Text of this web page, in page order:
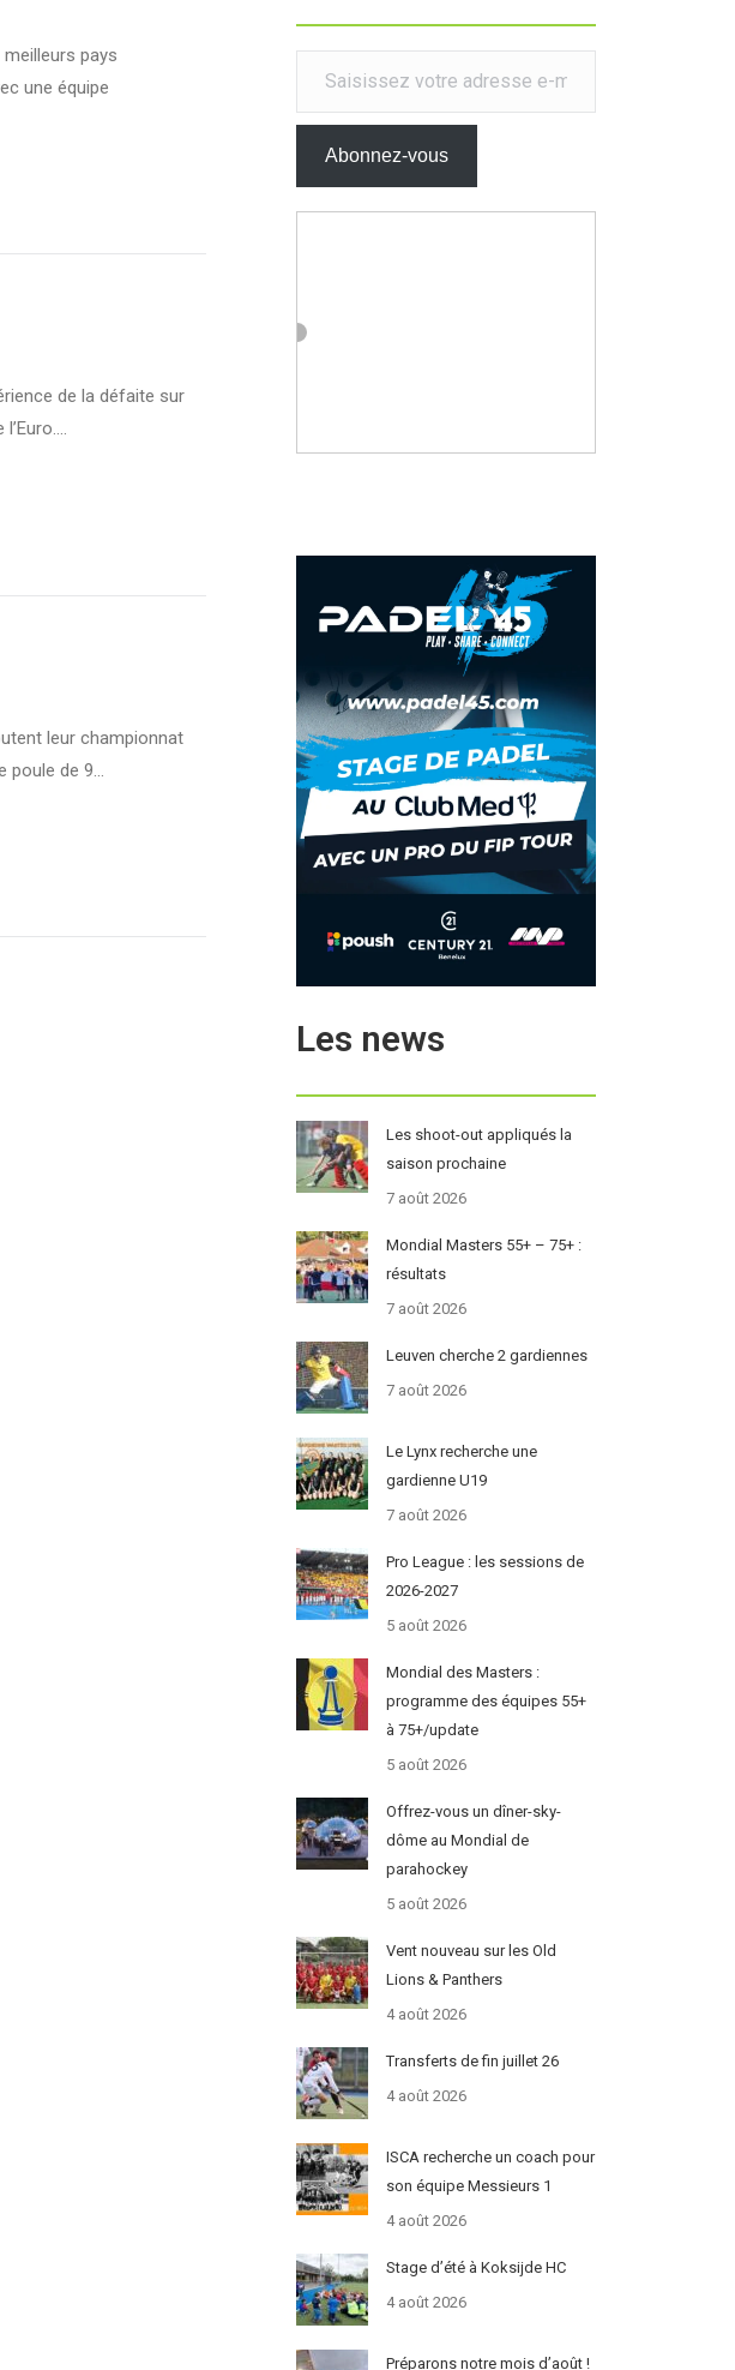
meilleurs pays
une équipe
de la défaite sur
leur championnat
poule de 9…
Saisissez votre adresse e-mail…
Abonnez-vous
Les news
Les shoot-out appliqués la
saison prochaine
7 août 2026
Mondial Masters 55+ – 75+ :
résultats
7 août 2026
Leuven cherche 2 gardiennes
7 août 2026
Le Lynx recherche une
gardienne U19
7 août 2026
Pro League : les sessions de
2026-2027
5 août 2026
Mondial des Masters :
programme des équipes 55+
à 75+/update
5 août 2026
Offrez-vous un dîner-sky-
dôme au Mondial de
parahockey
5 août 2026
Vent nouveau sur les Old
Lions & Panthers
4 août 2026
Transferts de fin juillet 26
4 août 2026
ISCA recherche un coach pour
son équipe Messieurs 1
4 août 2026
Stage d’été à Koksijde HC
4 août 2026
Préparons notre mois d’août !